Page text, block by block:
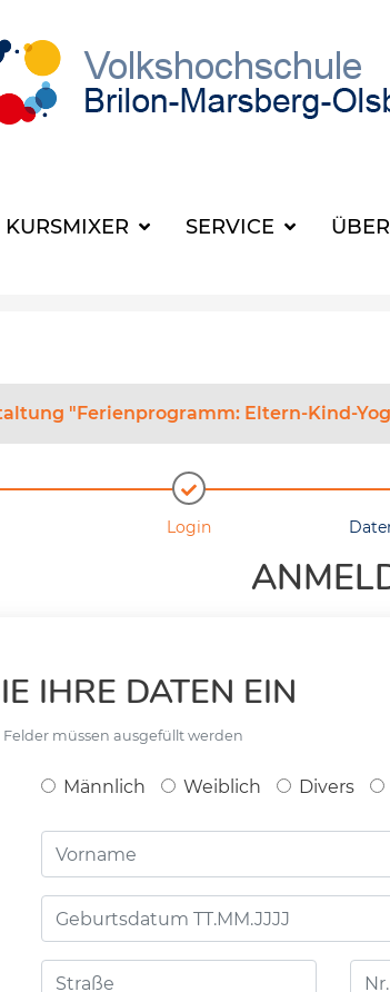
KURSMIXER SERVICE
"Ferienprogramm: Eltern-Kind-
Login
IHRE DATEN EIN
müssen ausgefüllt werden
Männlich Weiblich Divers
Straße